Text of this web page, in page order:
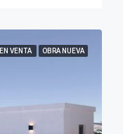
EN VENTA OBRA NUEVA